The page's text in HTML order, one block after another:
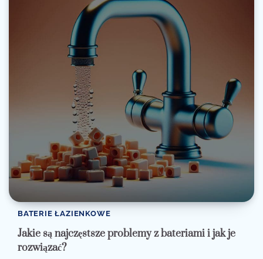
BATERIE ŁAZIENKOWE
Jakie są najczęstsze problemy z bateriami i jak je
rozwiązać?